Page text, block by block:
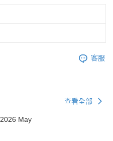
客服
查看全部
2026 May